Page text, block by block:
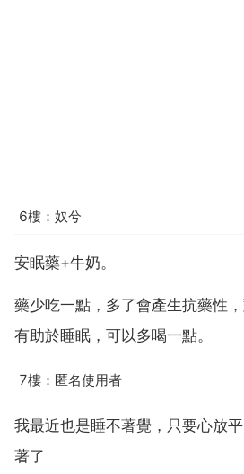
6樓：奴兮
安眠藥+牛奶。
藥少吃一點，多了會產生抗藥性
有助於睡眠，可以多喝一點。
7樓：匿名使用者
我最近也是睡不著覺，只要心放
著了